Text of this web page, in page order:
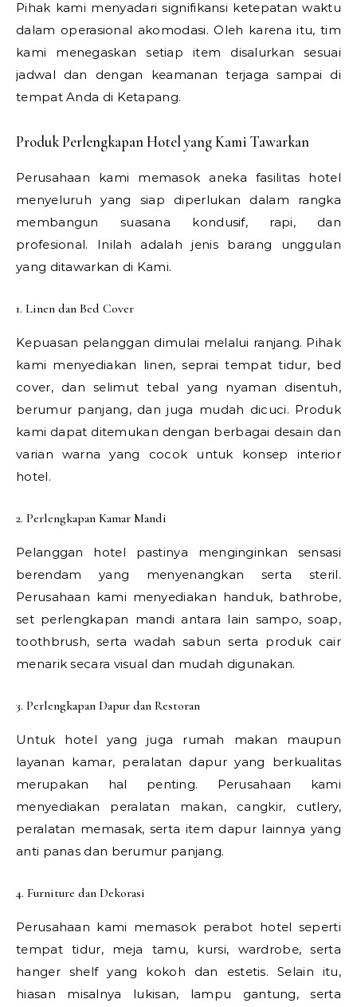
Pihak kami menyadari signifikansi ketepatan waktu
dalam operasional akomodasi. Oleh karena itu, tim
kami menegaskan setiap item disalurkan sesuai
jadwal dan dengan keamanan terjaga sampai di
tempat Anda di Ketapang.
Produk Perlengkapan Hotel yang Kami Tawarkan
Perusahaan kami memasok aneka fasilitas hotel
menyeluruh yang siap diperlukan dalam rangka
membangun suasana kondusif, rapi, dan
profesional. Inilah adalah jenis barang unggulan
yang ditawarkan di Kami.
1. Linen dan Bed Cover
Kepuasan pelanggan dimulai melalui ranjang. Pihak
kami menyediakan linen, seprai tempat tidur, bed
cover, dan selimut tebal yang nyaman disentuh,
berumur panjang, dan juga mudah dicuci. Produk
kami dapat ditemukan dengan berbagai desain dan
varian warna yang cocok untuk konsep interior
hotel.
2. Perlengkapan Kamar Mandi
Pelanggan hotel pastinya menginginkan sensasi
berendam yang menyenangkan serta steril.
Perusahaan kami menyediakan handuk, bathrobe,
set perlengkapan mandi antara lain sampo, soap,
toothbrush, serta wadah sabun serta produk cair
menarik secara visual dan mudah digunakan.
3. Perlengkapan Dapur dan Restoran
Untuk hotel yang juga rumah makan maupun
layanan kamar, peralatan dapur yang berkualitas
merupakan hal penting. Perusahaan kami
menyediakan peralatan makan, cangkir, cutlery,
peralatan memasak, serta item dapur lainnya yang
anti panas dan berumur panjang.
4. Furniture dan Dekorasi
Perusahaan kami memasok perabot hotel seperti
tempat tidur, meja tamu, kursi, wardrobe, serta
hanger shelf yang kokoh dan estetis. Selain itu,
hiasan misalnya lukisan, lampu gantung, serta